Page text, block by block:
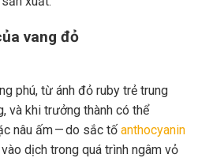
vang đỏ
phú, từ ánh đỏ ruby trẻ trung
và khi trưởng thành có thể
nâu ấm — do sắc tố anthocyanin
dịch trong quá trình ngâm vỏ